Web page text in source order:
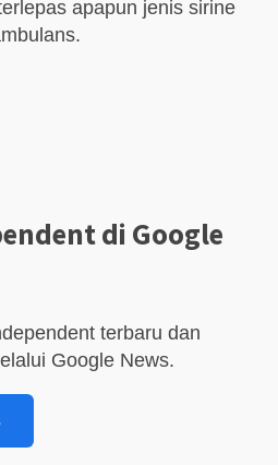
apapun jenis sirine
di Google
terbaru dan
Google News.